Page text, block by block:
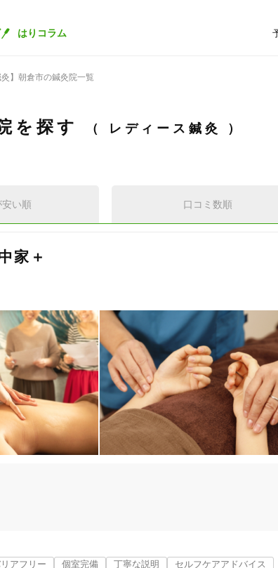
はりコラム
灸】朝倉市の鍼灸院一覧
を探す レディース鍼灸
い順 口コミ数順
家＋
用しております。
アフリー 個室完備 丁寧な説明
セルフケアアドバイス